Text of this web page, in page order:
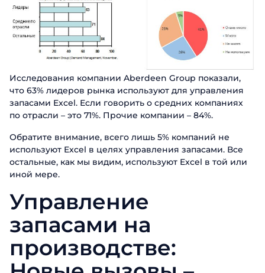
Исследования компании Aberdeen Group показали,
что 63% лидеров рынка используют для управления
запасами Excel. Если говорить о средних компаниях
по отрасли – это 71%. Прочие компании – 84%.
Обратите внимание, всего лишь 5% компаний не
используют Excel в целях управления запасами. Все
остальные, как мы видим, используют Excel в той или
иной мере.
Управление
запасами на
производстве: